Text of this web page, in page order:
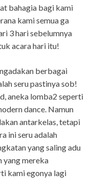
bahagia bagi kami
kami semua ga
3 hari sebelumnya
acara hari itu!
berbagai
seru pastinya sob!
aneka lomba2 seperti
dance. Namun
antarkelas, tetapi
ini seru adalah
yang saling adu
yang mereka
kami egonya lagi